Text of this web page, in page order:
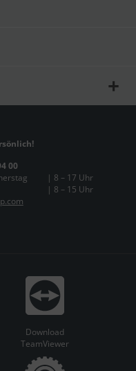
00
| 8 – 17 Uhr
| 8 – 15 Uhr
Download
TeamViewer